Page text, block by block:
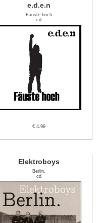
e.d.e.n
Fäuste hoch
cd
€ 4.99
Elektroboys
Berlin.
cd